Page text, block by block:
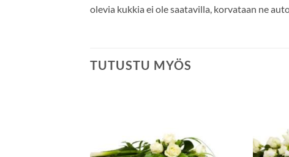
olevia kukkia ei ole saatavilla, korvataan ne
TUTUSTU MYÖS